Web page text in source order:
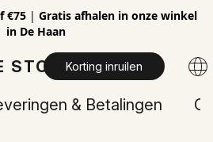
€75 | Gratis afhalen in onze winkel
in De Haan
STOREKorting inruilen
& Betalingen